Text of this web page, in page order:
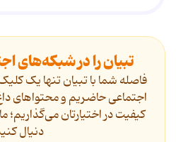
تبیان را در شبکه‌های
فاصله شما با تبیان تنها یک
اجتماعی حاضریم و محتواهای
کیفیت در اختیارتان می‌گذاریم؛
دنیال